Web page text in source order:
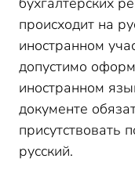
происходит на
иностранном
допустимо
иностранном
документе
присутствовать
русский.